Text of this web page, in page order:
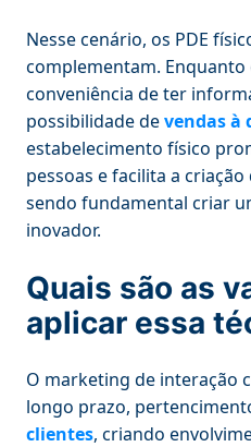
Nesse cenário, os PDE
complementam.
conveniência de ter
possibilidade devendas à
estabelecimento físico
pessoas e facilita a
sendo fundamental criar
inovador.
Quais são as
aplicar essa
O marketing de interação
longo prazo,
clientes, criando